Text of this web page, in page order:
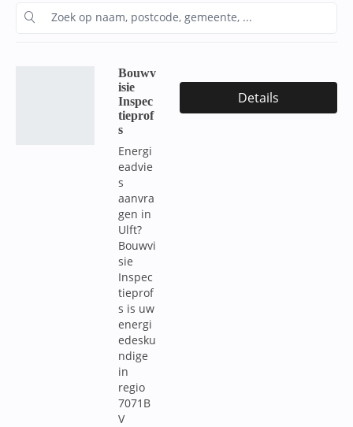
Bouwv
isie
Inspec
tieprof
s
Energi
eadvie
s
aanvra
gen in
Ulft?
Bouwvi
sie
Inspec
tieprof
s is uw
energi
edesku
ndige
in
regio
7071B
V
Details